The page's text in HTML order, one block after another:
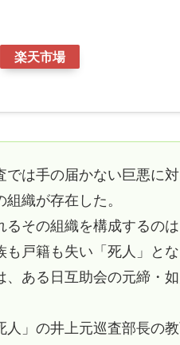
楽天市場
は手の届かない巨悪に対
織が存在した。
その組織を構成するのは
戸籍も失い「死人」とな
ある日互助会の元締・
人」の井上元巡査部長の